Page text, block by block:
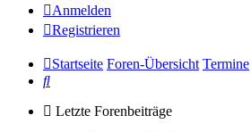
Anmelden
Registrieren
Startseite Foren-Übersicht Termine
Suche
Letzte Forenbeiträge